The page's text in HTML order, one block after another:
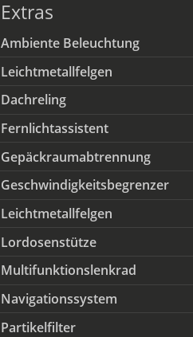
Extras
Ambiente Beleuchtung
Leichtmetallfelgen
Dachreling
Fernlichtassistent
Gepäckraumabtrennung
Geschwindigkeitsbegrenzer
Leichtmetallfelgen
Lordosenstütze
Multifunktionslenkrad
Navigationssystem
Partikelfilter